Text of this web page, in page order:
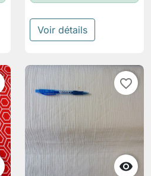
Voir détails

favorite_border